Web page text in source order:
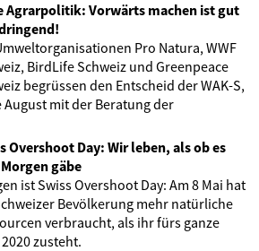
Agrarpolitik: Vorwärts machen ist gut
Pro Natura, WWF
BirdLife Schweiz und Greenpeace
begrüssen den Entscheid der WAK-S,
August mit der Beratung der
Overshoot Day: Wir leben, als ob es
gäbe
ist Swiss Overshoot Day: Am 8 Mai hat
Bevölkerung mehr natürliche
verbraucht, als ihr fürs ganze
zusteht.